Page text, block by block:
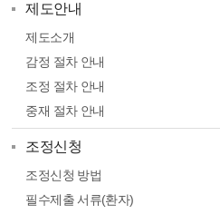
제도안내
제도소개
감정 절차 안내
조정 절차 안내
중재 절차 안내
조정신청
조정신청 방법
필수제출 서류(환자)